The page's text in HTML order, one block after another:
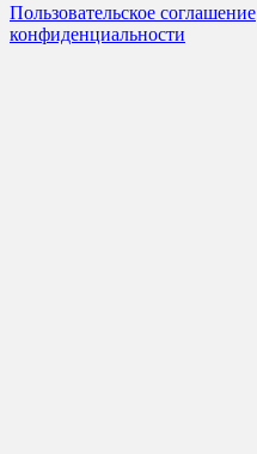
Пользовательское соглашение
конфиденциальности